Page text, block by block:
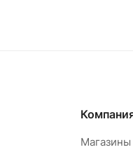
Магазины